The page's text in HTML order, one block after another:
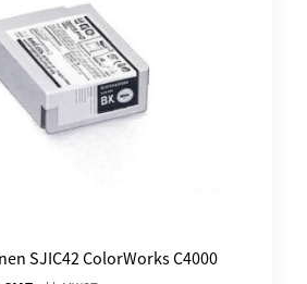
SJIC42 ColorWorks C4000